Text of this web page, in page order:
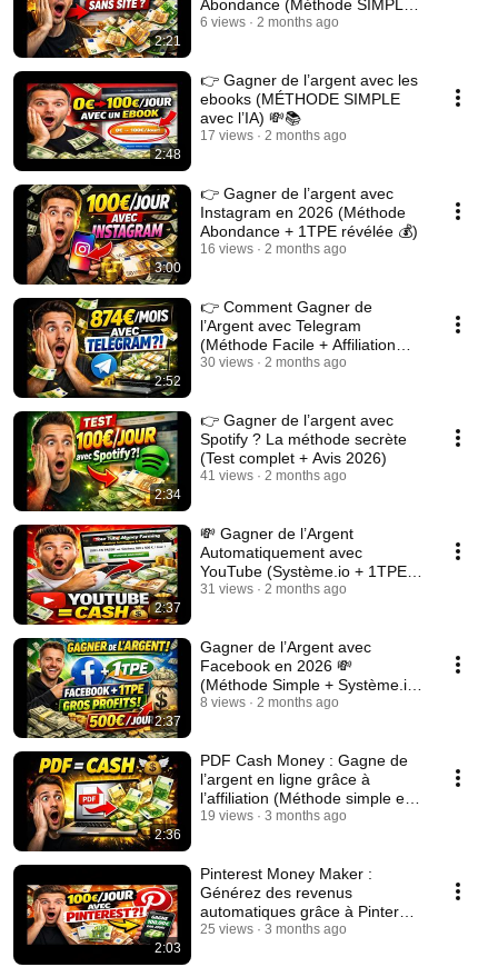
2:21
Abondance (Méthode SIMPLE
& Efficace)
6 views 2 months ago
2:48
👉 Gagner de l’argent avec les
ebooks (MÉTHODE SIMPLE
avec l’IA) 💸📚
17 views 2 months ago
3:00
👉 Gagner de l’argent avec
Instagram en 2026 (Méthode
Abondance + 1TPE révélée 💰)
16 views 2 months ago
2:52
👉 Comment Gagner de
l’Argent avec Telegram
(Méthode Facile + Affiliation
1TPE & System.io)
30 views 2 months ago
2:34
👉 Gagner de l’argent avec
Spotify ? La méthode secrète
(Test complet + Avis 2026)
41 views 2 months ago
2:37
💸 Gagner de l’Argent
Automatiquement avec
YouTube (Système.io + 1TPE) |
Méthode Abondance
31 views 2 months ago
2:37
Gagner de l’Argent avec
Facebook en 2026 💸
(Méthode Simple + Système.io
& 1TPE)
8 views 2 months ago
2:36
PDF Cash Money : Gagne de
l’argent en ligne grâce à
l’affiliation (Méthode simple et
rapide)
19 views 3 months ago
2:03
Pinterest Money Maker :
Générez des revenus
automatiques grâce à Pinterest
(même sans expérience)
25 views 3 months ago